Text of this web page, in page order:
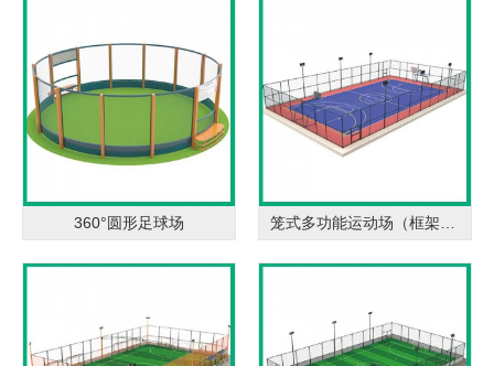
360°圆形足球场